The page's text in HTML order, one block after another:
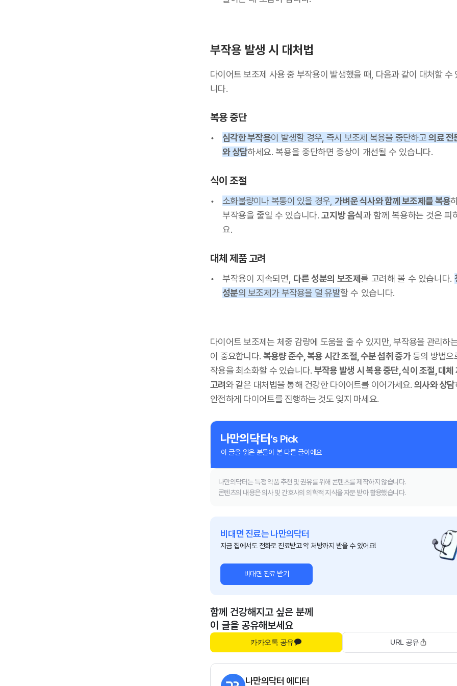
부작용 발생 시 대처법
다이어트 보조제 사용 중 부작용이 발생했을 때, 다음과 같이 대처할 수
니다.
복용 중단
심각한 부작용이 발생할 경우, 즉시 보조제 복용을 중단하고의료 전
와 상담하세요. 복용을 중단하면 증상이 개선될 수 있습니다.
식이 조절
소화불량이나 복통이 있을 경우,가벼운 식사와 함께 보조제를 복용
부작용을 줄일 수 있습니다.고지방 음식과 함께 복용하는 것은 피
요.
대체 제품 고려
부작용이 지속되면, 다른 성분의 보조제를 고려해 볼 수 있습니다.
성분의 보조제가 부작용을 덜 유발할 수 있습니다.
다이어트 보조제는 체중 감량에 도움을 줄 수 있지만, 부작용을 관리하
이 중요합니다. 복용량 준수, 복용 시간 조절, 수분 섭취 증가등의 방법으
작용을 최소화할 수 있습니다. 부작용 발생 시 복용 중단, 식이 조절, 대체
고려와 같은 대처법을 통해 건강한 다이어트를 이어가세요. 의사와 상담
안전하게 다이어트를 진행하는 것도 잊지 마세요.
‘s Pick
이 글을 읽은 분들이 본 다른 글이에요
나만의닥터는 특정 약품 추천 및 권유를 위해 콘텐츠를 제작하지 않습니다.
콘텐츠의 내용은 의사 및 간호사의 의학적 지식을 자문 받아 활용했습니다.
비대면 진료는 나만의닥터
지금 집에서도 전화로 진료받고 약 처방까지 받을 수 있어요!
비대면 진료 받기
함께 건강해지고 싶은 분께
이 글을 공유해보세요
카카오톡 공유 URL 공유
나만의닥터 에디터